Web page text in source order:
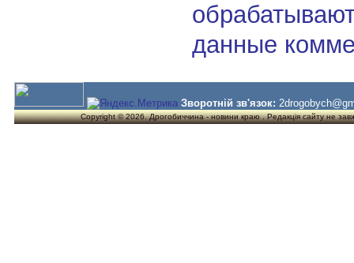
данные
Зворотній зв'язок:
Copyright © 2026. Дрогобиччина - новини краю . Редакція сайту не